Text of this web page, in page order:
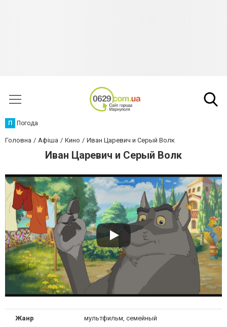
П Погода
Головна Афіша Кино Иван Царевич и Серый Волк
Иван Царевич и Серый Волк
Жанр мультфильм, семейный